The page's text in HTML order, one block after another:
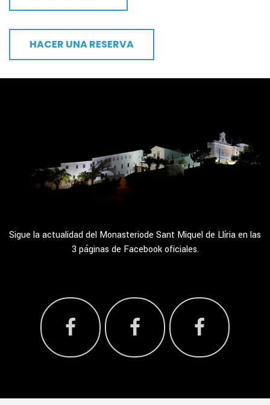
HACER UNA RESERVA
Sigue la actualidad del Monasteriode Sant Miquel de Llíria en las
3 páginas de Facebook oficiales.